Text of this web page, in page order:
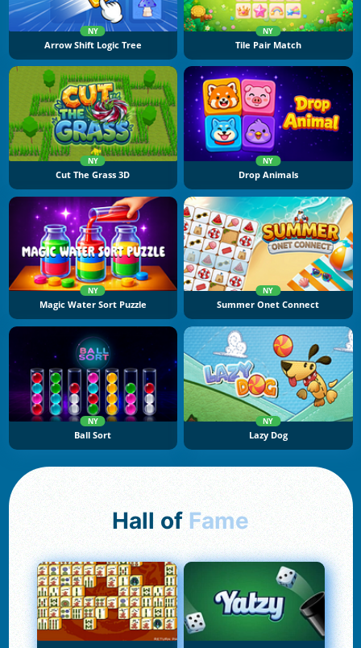
NY
Arrow Shift Logic Tree
NY
Tile Pair Match
NY
Cut The Grass 3D
NY
Drop Animals
NY
Magic Water Sort Puzzle
NY
Summer Onet Connect
NY
Ball Sort
NY
Lazy Dog
Hall of Fame